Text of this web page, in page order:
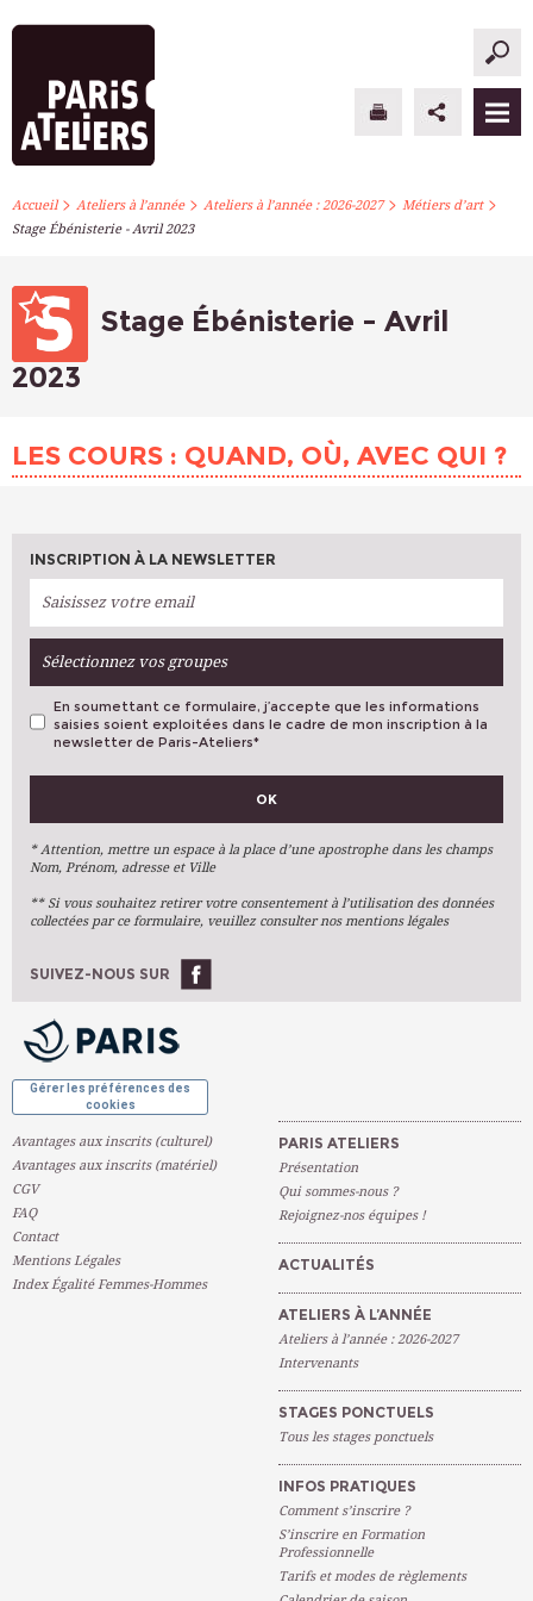
PARIS ATELIERS
ATELIERS À L’ANNÉE
S’INSCRIRE
Accueil> Ateliers à l’année> Ateliers à l’année : 2026-2027> Métiers d’art>
Stage Ébénisterie - Avril 2023
Stage Ébénisterie - Avril
2023
LES COURS : QUAND, OÙ, AVEC QUI ?
INSCRIPTION À LA NEWSLETTER
Sélectionnez vos groupes
VOS PRÉFÉRENCES
Arts Plastiques
Arts Du Texte
Arts Numériques
Ateliers À L'année
En soumettant ce formulaire, j’accepte que les informations
saisies soient exploitées dans le cadre de mon inscription à la
newsletter de Paris-Ateliers*
OK
* Attention, mettre un espace à la place d’une apostrophe dans les champs
Nom, Prénom, adresse et Ville
** Si vous souhaitez retirer votre consentement à l’utilisation des données
collectées par ce formulaire, veuillez consulter nos mentions légales
SUIVEZ-NOUS SUR
Gérer les préférences des
cookies
Avantages aux inscrits (culturel)
Avantages aux inscrits (matériel)
CGV
FAQ
Contact
Mentions Légales
Index Égalité Femmes-Hommes
PARIS ATELIERS
Présentation
Qui sommes-nous ?
Rejoignez-nos équipes !
ACTUALITÉS
ATELIERS À L’ANNÉE
Ateliers à l’année : 2026-2027
Intervenants
STAGES PONCTUELS
Tous les stages ponctuels
INFOS PRATIQUES
Comment s’inscrire ?
S’inscrire en Formation
Professionnelle
Tarifs et modes de règlements